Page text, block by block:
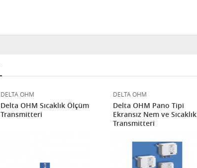
DELTA OHM
Delta OHM Sıcaklık Ölçüm
Transmitteri
DELTA OHM
Delta OHM Pano Tipi
Ekransız Nem ve Sıcaklık
Transmitteri